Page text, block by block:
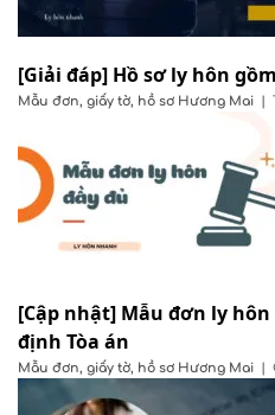
[Giải đáp] Hồ sơ ly hôn
Mẫu đơn, giấy tờ, hồ sơ Hương Mai |
[Cập nhật] Mẫu đơn ly
định Tòa án
Mẫu đơn, giấy tờ, hồ sơ Hương Mai |